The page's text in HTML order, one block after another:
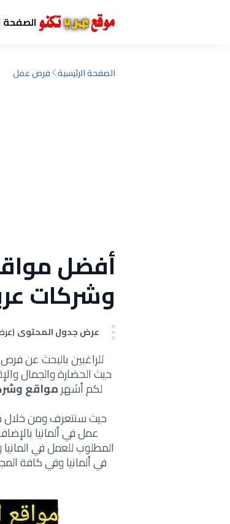
الصفحة
الصفحة الرئيسية فرص عمل
أفضل
وشركات
عرض جدول المحتوى
للراغبين بالبحث عن
حيث الحضارة والجمال
لكم أشهرمواقع
حيث سنتعرف ومن
عمل في ألمانيا
المطلوب للعمل في
في ألمانيا وفي كافة